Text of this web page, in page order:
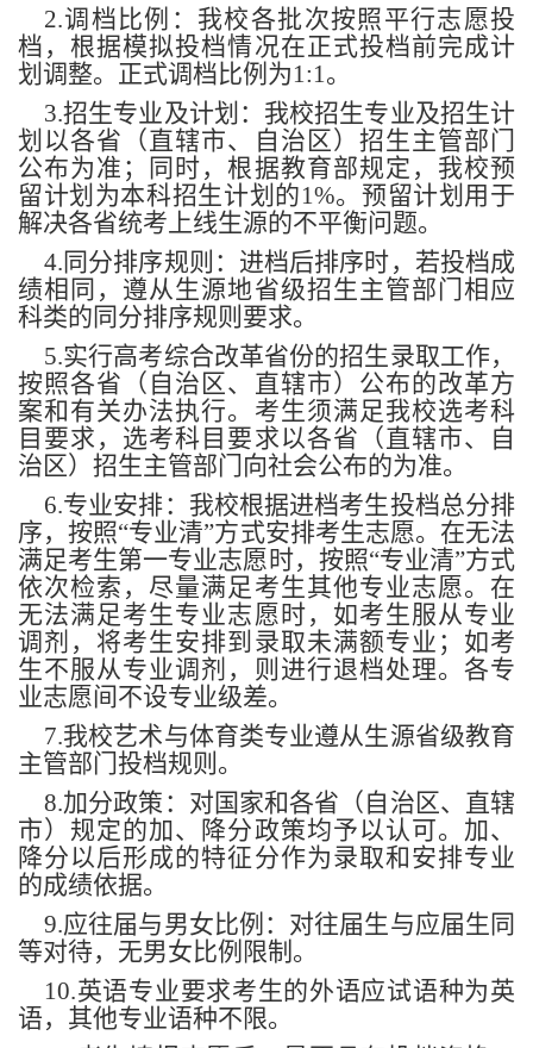
2.调档比例：我校各批次按照平行志愿投
档，根据模拟投档情况在正式投档前完成计
划调整。正式调档比例为1:1。
3.招生专业及计划：我校招生专业及招生计
划以各省（直辖市、自治区）招生主管部门
公布为准；同时，根据教育部规定，我校预
留计划为本科招生计划的1%。预留计划用于
解决各省统考上线生源的不平衡问题。
4.同分排序规则：进档后排序时，若投档成
绩相同，遵从生源地省级招生主管部门相应
科类的同分排序规则要求。
5.实行高考综合改革省份的招生录取工作，
按照各省（自治区、直辖市）公布的改革方
案和有关办法执行。考生须满足我校选考科
目要求，选考科目要求以各省（直辖市、自
治区）招生主管部门向社会公布的为准。
6.专业安排：我校根据进档考生投档总分排
序，按照“专业清”方式安排考生志愿。在无法
满足考生第一专业志愿时，按照“专业清”方式
依次检索，尽量满足考生其他专业志愿。在
无法满足考生专业志愿时，如考生服从专业
调剂，将考生安排到录取未满额专业；如考
生不服从专业调剂，则进行退档处理。各专
业志愿间不设专业级差。
7.我校艺术与体育类专业遵从生源省级教育
主管部门投档规则。
8.加分政策：对国家和各省（自治区、直辖
市）规定的加、降分政策均予以认可。加、
降分以后形成的特征分作为录取和安排专业
的成绩依据。
9.应往届与男女比例：对往届生与应届生同
等对待，无男女比例限制。
10.英语专业要求考生的外语应试语种为英
语，其他专业语种不限。